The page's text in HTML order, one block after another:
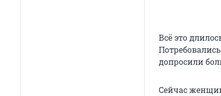
Всё это
допросили
Сейчас